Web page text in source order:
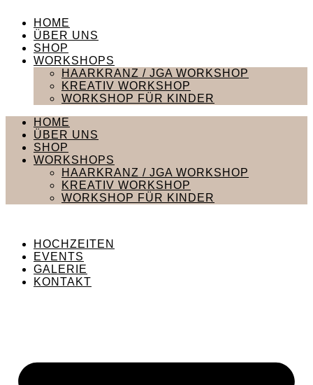
HOME
ÜBER UNS
SHOP
WORKSHOPS
HAARKRANZ / JGA WORKSHOP
KREATIV WORKSHOP
WORKSHOP FÜR KINDER
HOME
ÜBER UNS
SHOP
WORKSHOPS
HAARKRANZ / JGA WORKSHOP
KREATIV WORKSHOP
WORKSHOP FÜR KINDER
HOCHZEITEN
EVENTS
GALERIE
KONTAKT